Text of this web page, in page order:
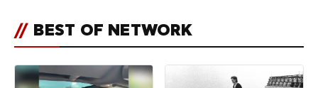
// BEST OF NETWORK